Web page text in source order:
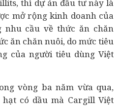
thì dự án đầu tư này là
mở rộng kinh doanh của
nhu cầu về thức ăn chăn
ăn chăn nuôi, do mức tiêu
của người tiêu dùng Việt
vòng ba năm vừa qua,
có dầu mà Cargill Việt